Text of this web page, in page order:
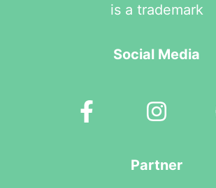
is a trademark
Social Media
Partner